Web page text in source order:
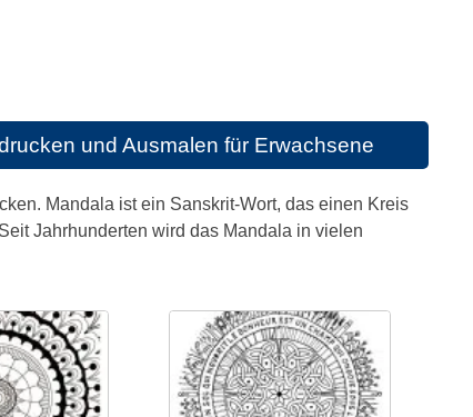
und Ausmalen für Erwachsene
Mandala ist ein Sanskrit-Wort, das einen Kreis
Jahrhunderten wird das Mandala in vielen